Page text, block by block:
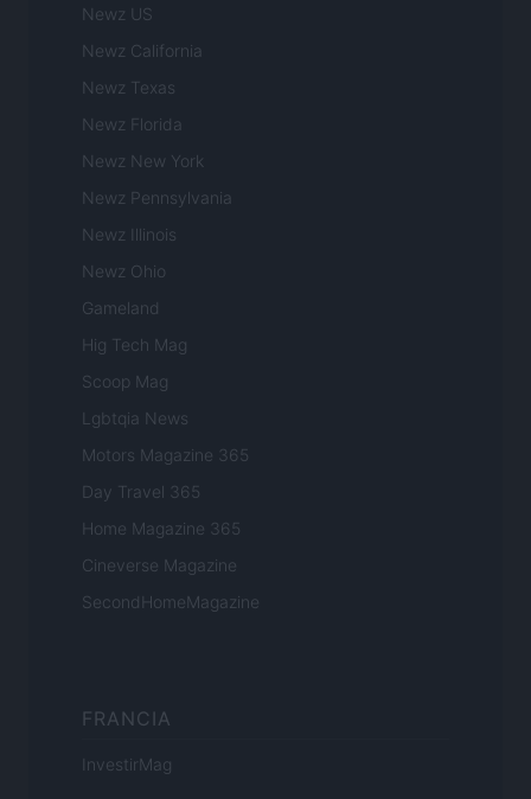
Newz US
Newz California
Newz Texas
Newz Florida
Newz New York
Newz Pennsylvania
Newz Illinois
Newz Ohio
Gameland
Hig Tech Mag
Scoop Mag
Lgbtqia News
Motors Magazine 365
Day Travel 365
Home Magazine 365
Cineverse Magazine
SecondHomeMagazine
FRANCIA
InvestirMag